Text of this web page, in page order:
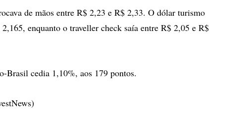
de mãos entre R$ 2,23 e R$ 2,33. O dólar turismo
enquanto o traveller check saía entre R$ 2,05 e R$
Brasil cedia 1,10%, aos 179 pontos.